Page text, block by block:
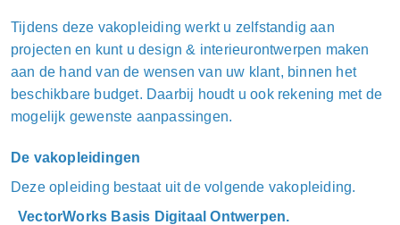
Tijdens deze vakopleiding werkt u zelfstandig aan
projecten en kunt u design & interieurontwerpen maken
aan de hand van de wensen van uw klant, binnen het
beschikbare budget. Daarbij houdt u ook rekening met de
mogelijk gewenste aanpassingen.
De vakopleidingen
Deze opleiding bestaat uit de volgende vakopleiding.
VectorWorks Basis Digitaal Ontwerpen.